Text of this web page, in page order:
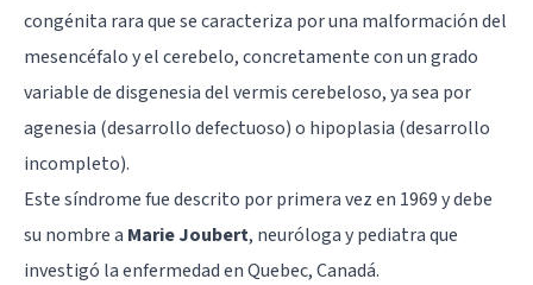
congénita rara que se caracteriza por una malformación del
mesencéfaloy elcerebelo, concretamente con un grado
variable de disgenesia del vermis cerebeloso, ya sea por
agenesia (desarrollo defectuoso) o hipoplasia (desarrollo
incompleto).
Este síndrome fue descrito por primera vez en 1969 y debe
su nombre a Marie Joubert, neuróloga y pediatra que
investigó la enfermedad en Quebec, Canadá.